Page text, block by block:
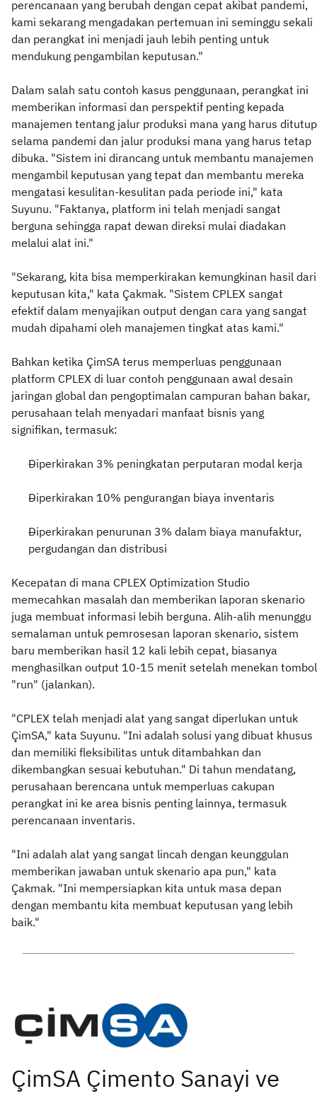
perencanaan yang berubah dengan cepat akibat pandemi,
kami sekarang mengadakan pertemuan ini seminggu sekali
dan perangkat ini menjadi jauh lebih penting untuk
mendukung pengambilan keputusan."
Dalam salah satu contoh kasus penggunaan, perangkat ini
memberikan informasi dan perspektif penting kepada
manajemen tentang jalur produksi mana yang harus ditutup
selama pandemi dan jalur produksi mana yang harus tetap
dibuka. "Sistem ini dirancang untuk membantu manajemen
mengambil keputusan yang tepat dan membantu mereka
mengatasi kesulitan-kesulitan pada periode ini," kata
Suyunu. "Faktanya, platform ini telah menjadi sangat
berguna sehingga rapat dewan direksi mulai diadakan
melalui alat ini."
"Sekarang, kita bisa memperkirakan kemungkinan hasil dari
keputusan kita," kata Çakmak. "Sistem CPLEX sangat
efektif dalam menyajikan output dengan cara yang sangat
mudah dipahami oleh manajemen tingkat atas kami."
Bahkan ketika ÇimSA terus memperluas penggunaan
platform CPLEX di luar contoh penggunaan awal desain
jaringan global dan pengoptimalan campuran bahan bakar,
perusahaan telah menyadari manfaat bisnis yang
signifikan, termasuk:
Diperkirakan 3% peningkatan perputaran modal kerja
Diperkirakan 10% pengurangan biaya inventaris
Diperkirakan penurunan 3% dalam biaya manufaktur,
pergudangan dan distribusi
Kecepatan di mana CPLEX Optimization Studio
memecahkan masalah dan memberikan laporan skenario
juga membuat informasi lebih berguna. Alih-alih menunggu
semalaman untuk pemrosesan laporan skenario, sistem
baru memberikan hasil 12 kali lebih cepat, biasanya
menghasilkan output 10-15 menit setelah menekan tombol
"run" (jalankan).
"CPLEX telah menjadi alat yang sangat diperlukan untuk
ÇimSA," kata Suyunu. "Ini adalah solusi yang dibuat khusus
dan memiliki fleksibilitas untuk ditambahkan dan
dikembangkan sesuai kebutuhan." Di tahun mendatang,
perusahaan berencana untuk memperluas cakupan
perangkat ini ke area bisnis penting lainnya, termasuk
perencanaan inventaris.
"Ini adalah alat yang sangat lincah dengan keunggulan
memberikan jawaban untuk skenario apa pun," kata
Çakmak. "Ini mempersiapkan kita untuk masa depan
dengan membantu kita membuat keputusan yang lebih
baik."